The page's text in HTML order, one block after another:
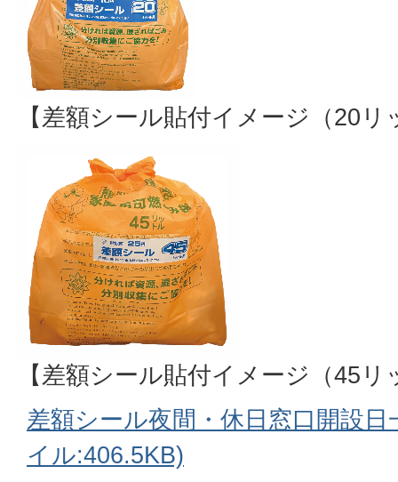
【差額シール貼付イメージ（20リ
【差額シール貼付イメージ（45リ
差額シール夜間・休日窓口開設
イル:406.5KB)